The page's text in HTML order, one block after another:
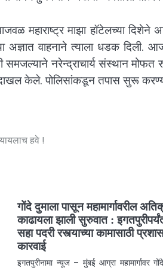
महाराष्ट्र माझा हॉटेलच्या
अज्ञात वाहनाने त्याला धडक दिली.
समजल्याने नरेन्द्राचार्य संस्थान
दाखल केले. पोलिसांकडून तपास सुरू
हवे !
गोंदे दुमाला पासून महामार्गावरील
काढायला झाली सुरुवात :
सहा पदरी रस्त्याच्या कामासाठी
कारवाई
इगतपुरीनामा न्यूज – मुंबई आग्रा महामार्गावर